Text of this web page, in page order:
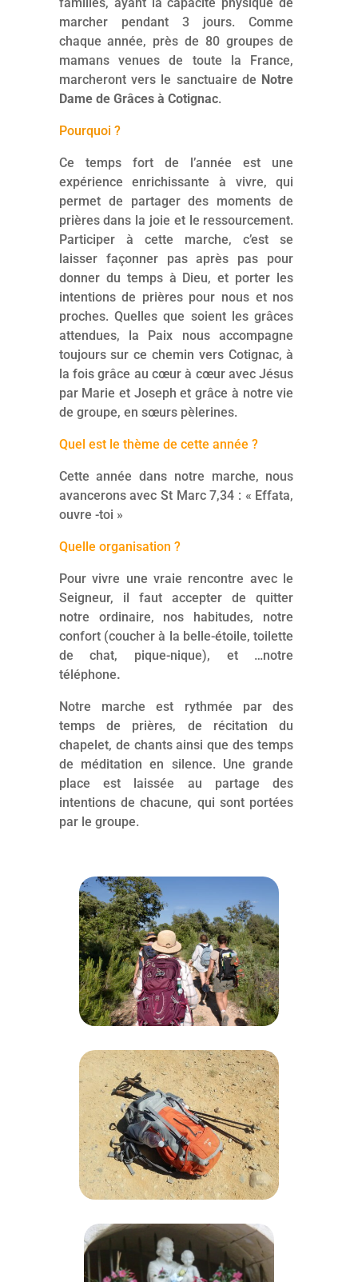
marcher pendant 3 jours. Comme
chaque année, près de 80 groupes de
mamans venues de toute la France,
marcheront vers le sanctuaire de Notre
Dame de Grâces à Cotignac.
Pourquoi ?
Ce temps fort de l’année est une
expérience enrichissante à vivre, qui
permet de partager des moments de
prières dans la joie et le ressourcement.
Participer à cette marche, c’est se
laisser façonner pas après pas pour
donner du temps à Dieu, et porter les
intentions de prières pour nous et nos
proches. Quelles que soient les grâces
attendues, la Paix nous accompagne
toujours sur ce chemin vers Cotignac, à
la fois grâce au cœur à cœur avec Jésus
par Marie et Joseph et grâce à notre vie
de groupe, en sœurs pèlerines.
Quel est le thème de cette année ?
Cette année dans notre marche, nous
avancerons avec St Marc 7,34 : « Effata,
ouvre -toi »
Quelle organisation ?
Pour vivre une vraie rencontre avec le
Seigneur, il faut accepter de quitter
notre ordinaire, nos habitudes, notre
confort (coucher à la belle-étoile, toilette
de chat, pique-nique), et …notre
téléphone.
Notre marche est rythmée par des
temps de prières, de récitation du
chapelet, de chants ainsi que des temps
de méditation en silence. Une grande
place est laissée au partage des
intentions de chacune, qui sont portées
par le groupe.